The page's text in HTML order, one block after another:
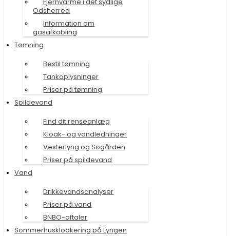
Odsherred
Information om
gasafkobling
Tømning
Bestil tømning
Tankoplysninger
Priser på tømning
Spildevand
Find dit renseanlæg
Kloak- og vandledninger
Vesterlyng og Søgården
Priser på spildevand
Vand
Drikkevandsanalyser
Priser på vand
BNBO-aftaler
Sommerhuskloakering på Lyngen